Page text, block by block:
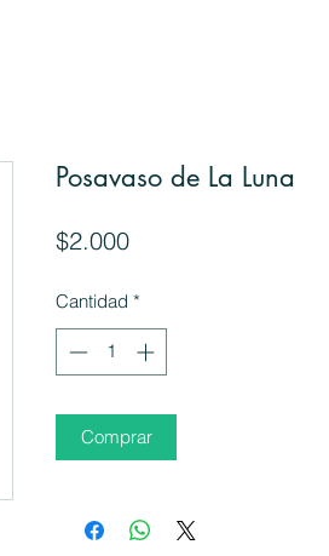
Posavaso de La Luna
$2.000Precio
Cantidad *
Comprar